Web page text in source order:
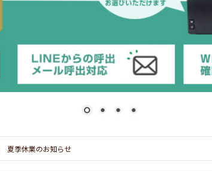
夏季休業のお知らせ